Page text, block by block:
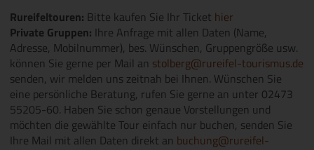
Rureifeltouren: Bitte kaufen Sie Ihr Ticket hier
Private Gruppen: Ihre Anfrage mit allen Daten (Name,
Adresse, Mobilnummer), bes. Wünschen, Gruppengröße usw.
können Sie gerne per Mail an stolberg@rureifel-tourismus.de
senden, wir melden uns zeitnah bei Ihnen. Wünschen Sie
eine persönliche Beratung, rufen Sie gerne an unter 02473
55205-60. Haben Sie schon genaue Vorstellungen und
möchten die gewählte Tour einfach nur buchen, senden Sie
Ihre Mail mit allen Daten direkt an buchung@rureifel-